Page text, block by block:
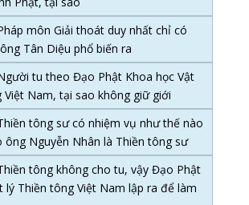
môn Giải thoát duy nhất chỉ có
Tân Diệu phổ biến ra
tu theo Đạo Phật Khoa học Vật
Việt Nam, tại sao không giữ giới
tông sư có nhiệm vụ như thế nào
ông Nguyễn Nhân là Thiền tông sư
tông không cho tu, vậy Đạo Phật
lý Thiền tông Việt Nam lập ra để làm